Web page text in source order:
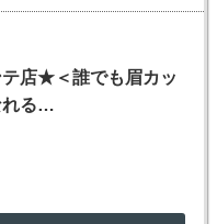
テ店★＜誰でも眉カッ
れる…